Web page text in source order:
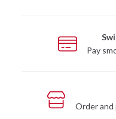
Pay
Order and